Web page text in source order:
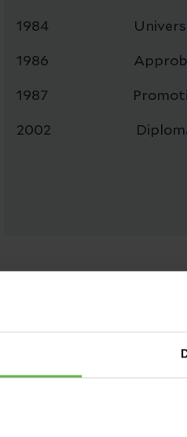
1984 University of
1986
1987
2002
für
Wählen Sie